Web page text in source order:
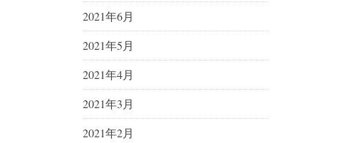
2021年6月
2021年5月
2021年4月
2021年3月
2021年2月